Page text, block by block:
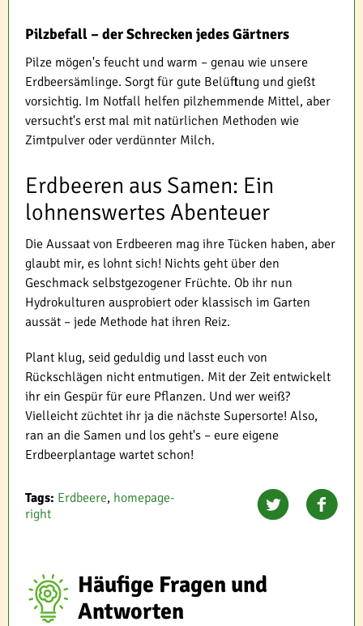
Pilzbefall – der Schrecken jedes Gärtners
Pilze mögen's feucht und warm – genau wie unsere
Erdbeersämlinge. Sorgt für gute Belüftung und gießt
vorsichtig. Im Notfall helfen pilzhemmende Mittel, aber
versucht's erst mal mit natürlichen Methoden wie
Zimtpulver oder verdünnter Milch.
Erdbeeren aus Samen: Ein
lohnenswertes Abenteuer
Die Aussaat von Erdbeeren mag ihre Tücken haben, aber
glaubt mir, es lohnt sich! Nichts geht über den
Geschmack selbstgezogener Früchte. Ob ihr nun
Hydrokulturen ausprobiert oder klassisch im Garten
aussät – jede Methode hat ihren Reiz.
Plant klug, seid geduldig und lasst euch von
Rückschlägen nicht entmutigen. Mit der Zeit entwickelt
ihr ein Gespür für eure Pflanzen. Und wer weiß?
Vielleicht züchtet ihr ja die nächste Supersorte! Also,
ran an die Samen und los geht's – eure eigene
Erdbeerplantage wartet schon!
Tags: Erdbeere, homepage-
right
Häufige Fragen und
Antworten